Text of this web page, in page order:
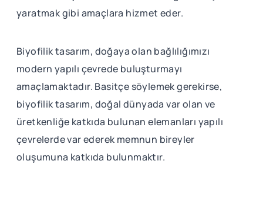
yaratmak gibi amaçlara hizmet eder.
Biyofilik tasarım, doğaya olan bağlılığımızı
modern yapılı çevrede buluşturmayı
amaçlamaktadır. Basitçe söylemek gerekirse,
biyofilik tasarım, doğal dünyada var olan ve
üretkenliğe katkıda bulunan elemanları yapılı
çevrelerde var ederek memnun bireyler
oluşumuna katkıda bulunmaktır.